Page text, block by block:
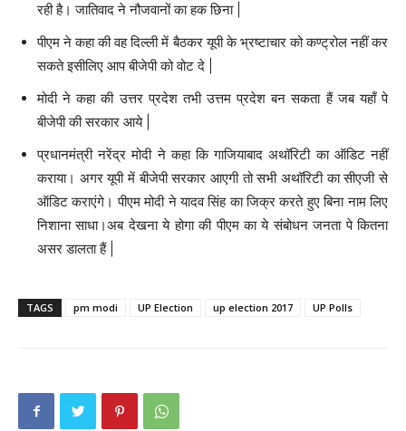
रही है। जातिवाद ने नौजवानों का हक छिना |
पीएम ने कहा की वह दिल्ली में बैठकर यूपी के भ्रष्टाचार को कण्ट्रोल नहीं कर
सकते इसीलिए आप बीजेपी को वोट दे |
मोदी ने कहा की उत्तर प्रदेश तभी उत्तम प्रदेश बन सकता हैं जब यहाँ पे
बीजेपी की सरकार आये |
प्रधानमंत्री नरेंद्र मोदी ने कहा कि गाजियाबाद अथॉरिटी का ऑडिट नहीं
कराया। अगर यूपी में बीजेपी सरकार आएगी तो सभी अथॉरिटी का सीएजी से
ऑडिट कराएंगे। पीएम मोदी ने यादव सिंह का जिक्र करते हुए बिना नाम लिए
निशाना साधा।अब देखना ये होगा की पीएम का ये संबोधन जनता पे कितना
असर डालता हैं |
TAGS pm modi UP Election up election 2017 UP Polls